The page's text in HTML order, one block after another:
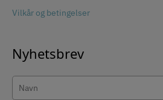
Vilkår og betingelser
Nyhetsbrev